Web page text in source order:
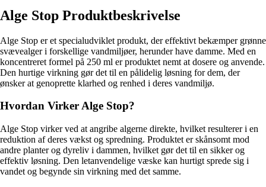
Alge Stop Produktbeskrivelse
Alge Stop er et specialudviklet produkt, der effektivt bekæmper grønne
svævealger i forskellige vandmiljøer, herunder have damme. Med en
koncentreret formel på 250 ml er produktet nemt at dosere og anvende.
Den hurtige virkning gør det til en pålidelig løsning for dem, der
ønsker at genoprette klarhed og renhed i deres vandmiljø.
Hvordan Virker Alge Stop?
Alge Stop virker ved at angribe algerne direkte, hvilket resulterer i en
reduktion af deres vækst og spredning. Produktet er skånsomt mod
andre planter og dyreliv i dammen, hvilket gør det til en sikker og
effektiv løsning. Den letanvendelige væske kan hurtigt sprede sig i
vandet og begynde sin virkning med det samme.